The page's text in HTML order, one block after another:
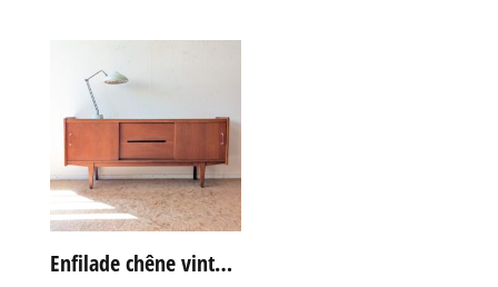
Enfilade chêne vintage portes coulissantes